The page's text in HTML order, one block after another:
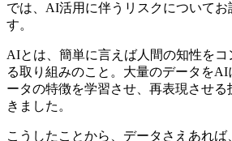
では、AI活用に伴うリスクについてお
す。
AIとは、簡単に言えば人間の知性を
る取り組みのこと。大量のデータを
ータの特徴を学習させ、再表現させる
きました。
こうしたことから、データさえあれ